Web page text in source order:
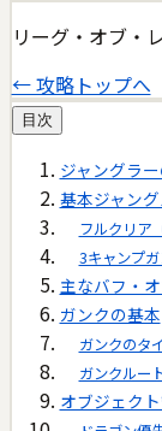
リーグ・オブ・
← 攻略トップへ
目次
ジャングラ
基本ジャン
フルクリア
3キャンプ
主なバフ・
ガンクの基本
ガンクのタ
ガンクルー
オブジェク